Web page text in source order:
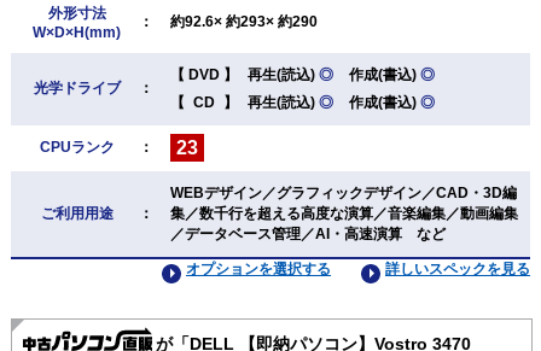
外形寸法
W×D×H(mm)
： 約92.6× 約293× 約290
光学ドライブ ：
【 DVD 】 再生(読込) ◎ 作成(書込) ◎
【 CD 】 再生(読込) ◎ 作成(書込) ◎
CPUランク ： 23
ご利用用途 ：
WEBデザイン／グラフィックデザイン／CAD・3D編
集／数千行を超える高度な演算／音楽編集／動画編集
／データベース管理／AI・高速演算 など
詳しいスペックを見る
オプションを選択する
が「DELL 【即納パソコン】Vostro 3470